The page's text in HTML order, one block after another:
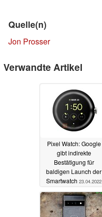
Quelle(n)
Jon Prosser
Verwandte Artikel
Pixel Watch: Google
gibt indirekte
Bestätigung für
baldigen Launch der
Smartwatch 23.04.2022